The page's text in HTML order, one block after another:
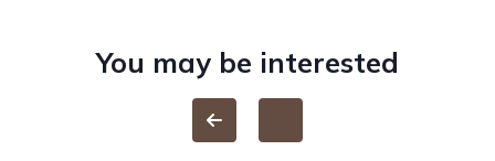
You may be interested